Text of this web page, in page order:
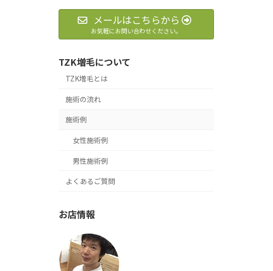
メールはこちらから
お気軽にお問い合わせください。
TZK増毛について
TZK増毛とは
施術の流れ
施術例
女性施術例
男性施術例
よくあるご質問
お店情報